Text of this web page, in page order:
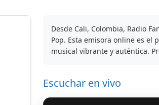
Desde Cali, Colombia, Radio
Pop. Esta emisora online es el
musical vibrante y auténtica.
Escuchar en vivo